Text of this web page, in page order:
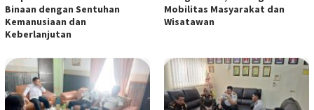
Binaan dengan Sentuhan
Kemanusiaan dan
Keberlanjutan
Mobilitas Masyarakat dan
Wisatawan